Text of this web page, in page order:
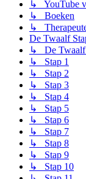
↳ YouTube
↳ Boeken
↳
De Twaalf
↳ De Twaalf
↳ Stap 1
↳ Stap 2
↳ Stap 3
↳ Stap 4
↳ Stap 5
↳ Stap 6
↳ Stap 7
↳ Stap 8
↳ Stap 9
↳ Stap 10